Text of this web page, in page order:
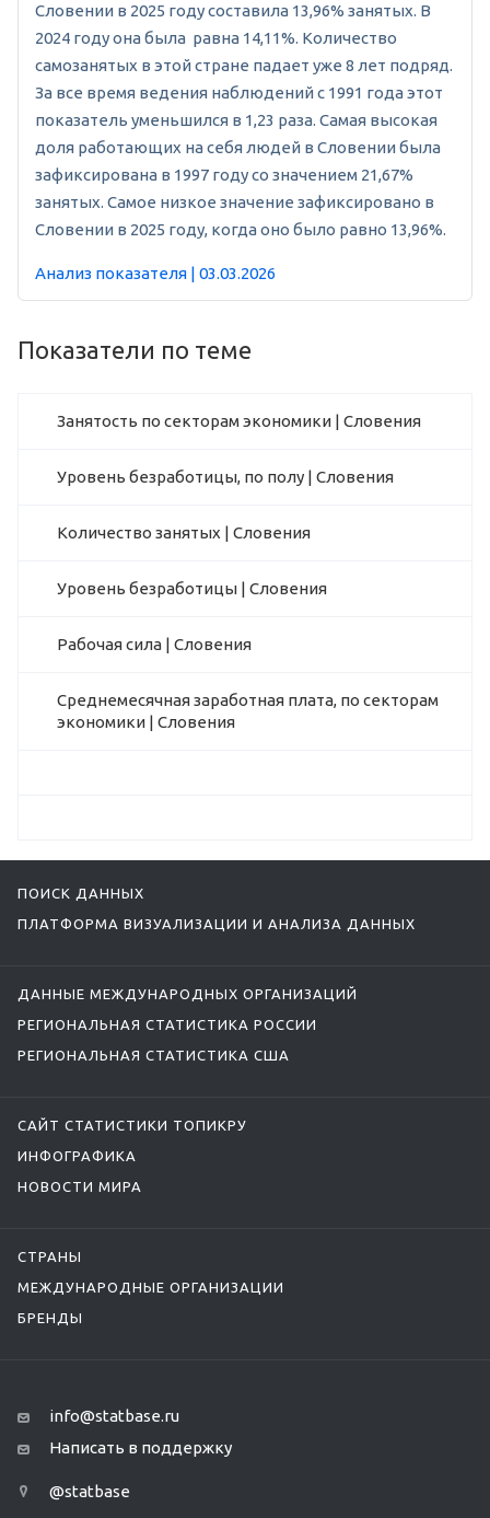
Словении в 2025 году составила 13,96% занятых. В
2024 году она была равна 14,11%. Количество
самозанятых в этой стране падает уже 8 лет подряд.
За все время ведения наблюдений с 1991 года этот
показатель уменьшился в 1,23 раза. Самая высокая
доля работающих на себя людей в Словении была
зафиксирована в 1997 году со значением 21,67%
занятых. Самое низкое значение зафиксировано в
Словении в 2025 году, когда оно было равно 13,96%.
Анализ показателя | 03.03.2026
Показатели по теме
Занятость по секторам экономики | Словения
Уровень безработицы, по полу | Словения
Количество занятых | Словения
Уровень безработицы | Словения
Рабочая сила | Словения
Среднемесячная заработная плата, по секторам
экономики | Словения
ПОИСК ДАННЫХ
ПЛАТФОРМА ВИЗУАЛИЗАЦИИ И АНАЛИЗА ДАННЫХ
ДАННЫЕ МЕЖДУНАРОДНЫХ ОРГАНИЗАЦИЙ
РЕГИОНАЛЬНАЯ СТАТИСТИКА РОССИИ
РЕГИОНАЛЬНАЯ СТАТИСТИКА США
САЙТ СТАТИСТИКИ ТОПИКРУ
ИНФОГРАФИКА
НОВОСТИ МИРА
СТРАНЫ
МЕЖДУНАРОДНЫЕ ОРГАНИЗАЦИИ
БРЕНДЫ
info@statbase.ru
Написать в поддержку
@statbase